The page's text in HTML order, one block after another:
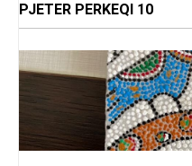
PJETER PERKEQI 10